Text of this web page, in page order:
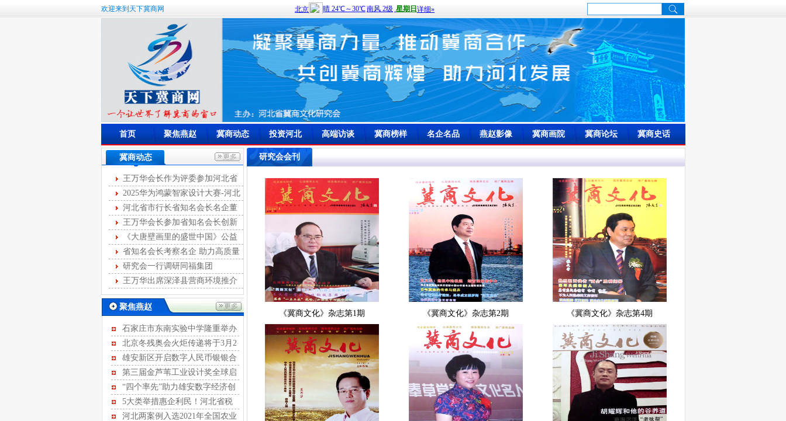
欢迎来到天下冀商网
首页 聚焦燕赵 冀商动态 投资河北 高端访谈 冀商榜样 名企名品 燕赵影像 冀商画院 冀商论坛 冀商史话
冀商动态
王万华会长作为评委参加河北省
首届燕赵女主播大赛
2025华为鸿蒙智家设计大赛-河北
站开幕
河北省市行长省知名会长名企董
事长第十次圆桌峰会成功举办
王万华会长参加省知名会长创新
服务第35次联席会
《大唐壁画里的盛世中国》公益
讲座举办
省知名会长考察名企 助力高质量
发展研究会一行调研同福集团
王万华出席深泽县营商环境推介
会
聚焦燕赵
石家庄市东南实验中学隆重举办
离队入团暨青春宣誓活动
北京冬残奥会火炬传递将于3月2
日至4日进行
雄安新区开启数字人民币银银合
作模式
第三届金芦苇工业设计奖全球启
动征集
“四个率先”助力雄安数字经济创
新发展
5大类举措惠企利民！河北省税
务局开展2022年便民办税“春风行
河北两案例入选2021年全国农业
研究会会刊
《冀商文化》杂志第1期 《冀商文化》杂志第2期 《冀商文化》杂志第4期